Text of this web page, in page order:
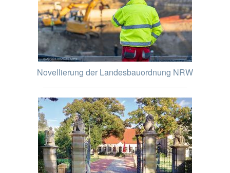
Novellierung der Landesbauordnung NRW